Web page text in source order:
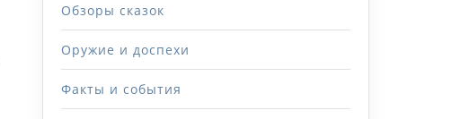
Обзоры сказок
Оружие и доспехи
Факты и события